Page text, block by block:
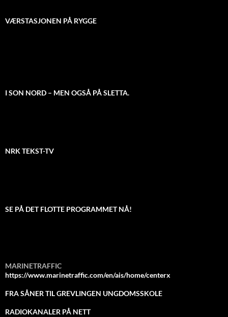
VÆRSTASJONEN PÅ RYGGE
I SON NORD – MEN OGSÅ PÅ SLETTA.
NRK TEKST-TV
SE PÅ DET FLOTTE PROGRAMMET NÅ!
MARINETRAFFIC
https://www.marinetraffic.com/en/ais/home/centerx
FRA SÅNER TIL GREVLINGEN UNGDOMSSKOLE
RADIOKANALER PÅ NETT